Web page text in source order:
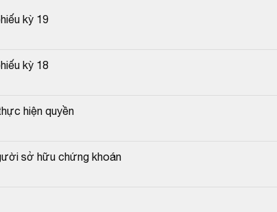
kỳ 19
kỳ 18
hiện quyền
sở hữu chứng khoán